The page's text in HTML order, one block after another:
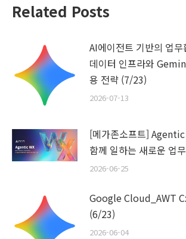
Related Posts
AI에이전트 기반의 업
데이터 인프라와
용 전략 (7/23)
2026-07-13
[메가존소프트]
함께 일하는 새로운 업
2026-06-25
Google Cloud_AWT
(6/23)
2026-06-04